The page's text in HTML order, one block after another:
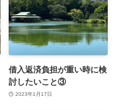
借入返済負担が重い時に検
討したいこと③
2023年1月17日